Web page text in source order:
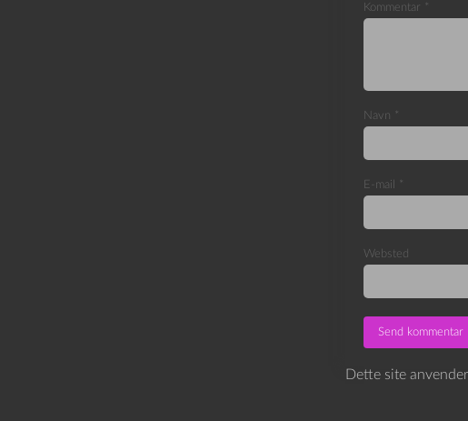
Kommentar *
Navn *
E-mail *
Websted
Dette site